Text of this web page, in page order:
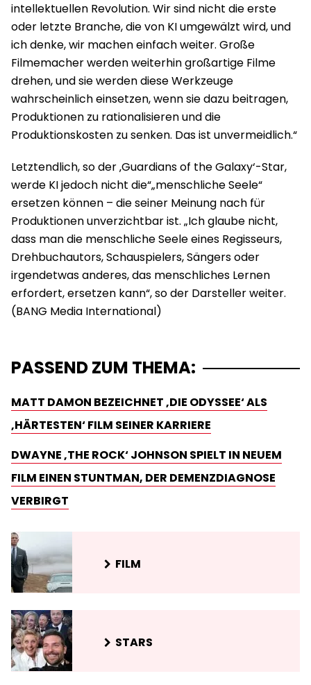
intellektuellen Revolution. Wir sind nicht die erste
oder letzte Branche, die von KI umgewälzt wird, und
ich denke, wir machen einfach weiter. Große
Filmemacher werden weiterhin großartige Filme
drehen, und sie werden diese Werkzeuge
wahrscheinlich einsetzen, wenn sie dazu beitragen,
Produktionen zu rationalisieren und die
Produktionskosten zu senken. Das ist unvermeidlich.“
Letztendlich, so der ‚Guardians of the Galaxy‘-Star,
werde KI jedoch nicht die“„menschliche Seele“
ersetzen können – die seiner Meinung nach für
Produktionen unverzichtbar ist. „Ich glaube nicht,
dass man die menschliche Seele eines Regisseurs,
Drehbuchautors, Schauspielers, Sängers oder
irgendetwas anderes, das menschliches Lernen
erfordert, ersetzen kann“, so der Darsteller weiter.
PASSEND ZUM THEMA:
MATT DAMON BEZEICHNET ‚DIE ODYSSEE‘ ALS
‚HÄRTESTEN‘ FILM SEINER KARRIERE
DWAYNE ‚THE ROCK‘ JOHNSON SPIELT IN NEUEM
FILM EINEN STUNTMAN, DER DEMENZDIAGNOSE
VERBIRGT
FILM
STARS